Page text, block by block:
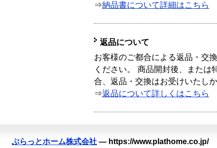
⇒納品書について詳細はこちら
返品について
お客様のご都合による返品・交
ください。 商品開封後、または
合、返品・交換はお受けいたし
⇒返品について詳しくはこちら
ぷらっとホーム株式会社 — https://www.plathome.co.jp/